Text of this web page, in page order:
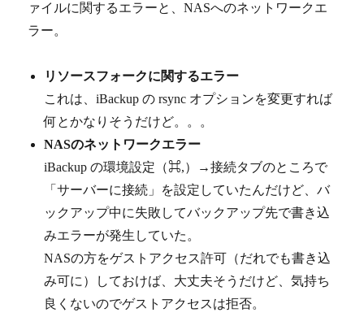
ァイルに関するエラーと、NASへのネットワークエ
ラー。
リソースフォークに関するエラー
これは、iBackup の rsync オプションを変更すれば
何とかなりそうだけど。。。
NASのネットワークエラー
iBackup の環境設定（⌘,）→接続タブのところで
「サーバーに接続」を設定していたんだけど、バ
ックアップ中に失敗してバックアップ先で書き込
みエラーが発生していた。
NASの方をゲストアクセス許可（だれでも書き込
み可に）しておけば、大丈夫そうだけど、気持ち
良くないのでゲストアクセスは拒否。